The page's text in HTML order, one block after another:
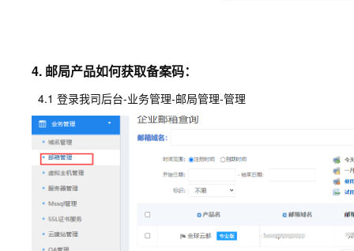
4. 邮局产品如何获取备案码：
4.1 登录我司后台-业务管理-邮局管理-管理